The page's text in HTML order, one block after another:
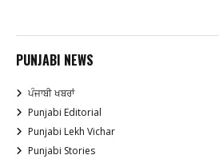
PUNJABI NEWS
ਪੰਜਾਬੀ ਖਬਰਾਂ
Punjabi Editorial
Punjabi Lekh Vichar
Punjabi Stories